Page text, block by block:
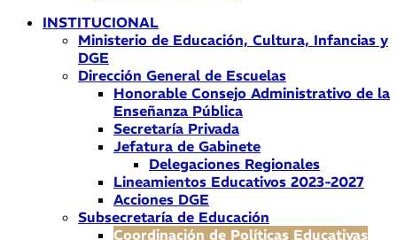
INSTITUCIONAL
Ministerio de Educación, Cultura, Infancias y
DGE
Dirección General de Escuelas
Honorable Consejo Administrativo de la
Enseñanza Pública
Secretaría Privada
Jefatura de Gabinete
Delegaciones Regionales
Lineamientos Educativos 2023-2027
Acciones DGE
Subsecretaría de Educación
Coordinación de Políticas Educativas